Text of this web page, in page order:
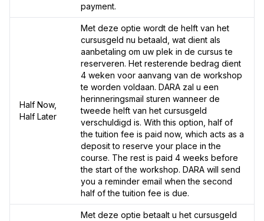
payment.
Half Now,
Half Later
Met deze optie wordt de helft van het
cursusgeld nu betaald, wat dient als
aanbetaling om uw plek in de cursus te
reserveren. Het resterende bedrag dient
4 weken voor aanvang van de workshop
te worden voldaan. DARA zal u een
herinneringsmail sturen wanneer de
tweede helft van het cursusgeld
verschuldigd is. With this option, half of
the tuition fee is paid now, which acts as a
deposit to reserve your place in the
course. The rest is paid 4 weeks before
the start of the workshop. DARA will send
you a reminder email when the second
half of the tuition fee is due.
Met deze optie betaalt u het cursusgeld